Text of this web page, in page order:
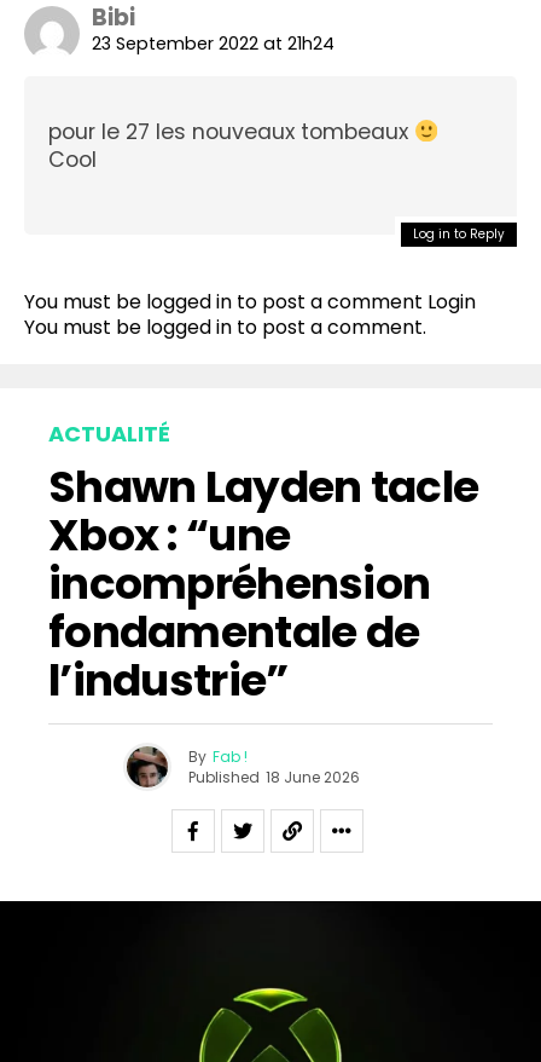
Bibi
23 September 2022 at 21h24
pour le 27 les nouveaux tombeaux
Cool
Log in to Reply
You must be logged in to post a comment Login
You must be logged in to post a comment.
ACTUALITÉ
Shawn Layden tacle
Xbox : “une
incompréhension
fondamentale de
l’industrie”
By Fab !
Published 18 June 2026